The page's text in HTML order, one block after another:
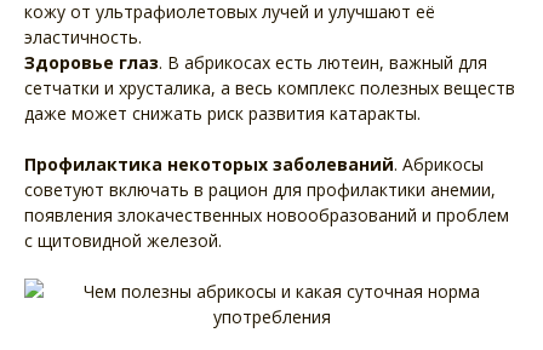
кожу от ультрафиолетовых лучей и улучшают её
эластичность.
Здоровье глаз. В абрикосах есть лютеин, важный для
сетчатки и хрусталика, а весь комплекс полезных веществ
даже может снижать риск развития катаракты.
Профилактика некоторых заболеваний. Абрикосы
советуют включать в рацион для профилактики анемии,
появления злокачественных новообразований и проблем
с щитовидной железой.